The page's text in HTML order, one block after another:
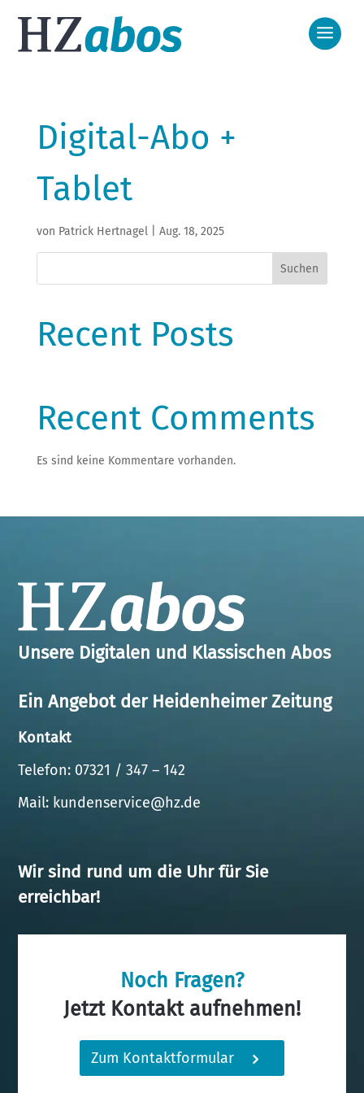
Aktuelle Aktionen
Digital-Abo +
Tablet
von Patrick Hertnagel| Aug. 18, 2025
Suchen
Recent Posts
Recent Comments
Es sind keine Kommentare vorhanden.
Unsere Digitalen und Klassischen Abos
Ein Angebot der Heidenheimer Zeitung
Kontakt
Telefon: 07321 / 347 – 142
Mail: kundenservice@hz.de
Wir sind rund um die Uhr für Sie
erreichbar!
Noch Fragen?
Jetzt Kontakt aufnehmen!
Zum Kontaktformular